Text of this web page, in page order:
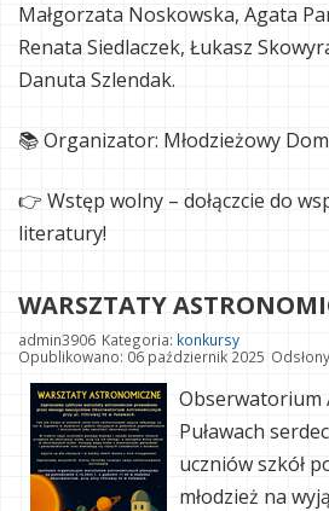
Małgorzata Noskowska, Agata
Renata Siedlaczek, Łukasz
Danuta Szlendak.
📚 Organizator: Młodzieżowy
👉 Wstęp wolny – dołączcie do
literatury!
WARSZTATY
admin3906 Kategoria: konkursy
Opublikowano: 06 październik 2025
Obserwatorium
Puławach
uczniów szkół
młodzież na